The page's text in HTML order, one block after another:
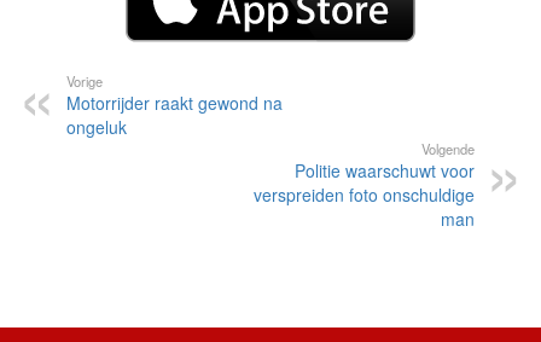
Vorige
Motorrijder raakt gewond na
ongeluk
Volgende
Politie waarschuwt voor
verspreiden foto onschuldige
man